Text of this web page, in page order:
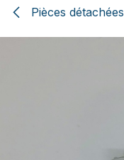
Pièces détachées